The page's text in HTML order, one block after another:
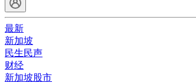
最新
新加坡
民生民声
财经
新加坡股市